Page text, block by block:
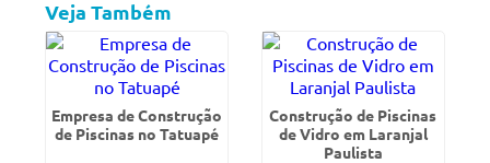
Veja Também
Empresa de Construção
de Piscinas no Tatuapé
Construção de Piscinas
de Vidro em Laranjal
Paulista